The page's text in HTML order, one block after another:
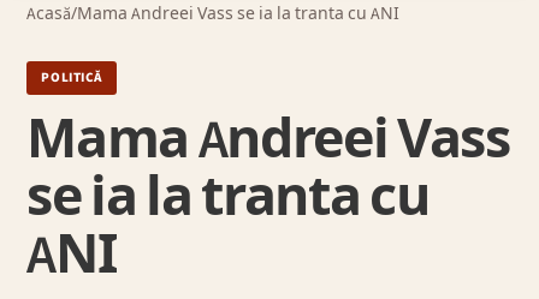
Acasă/Mama Andreei Vass se ia la tranta cu ANI
POLITICĂ
Mama Andreei Vass
se ia la tranta cu
ANI